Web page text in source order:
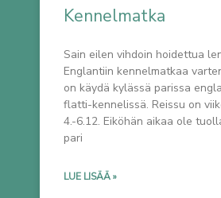
Kennelmatka
Sain eilen vihdoin hoidettua
Englantiin kennelmatkaa
on käydä kylässä parissa
flatti-kennelissä. Reissu on
4.-6.12. Eiköhän aikaa ole
pari
LUE LISÄÄ »